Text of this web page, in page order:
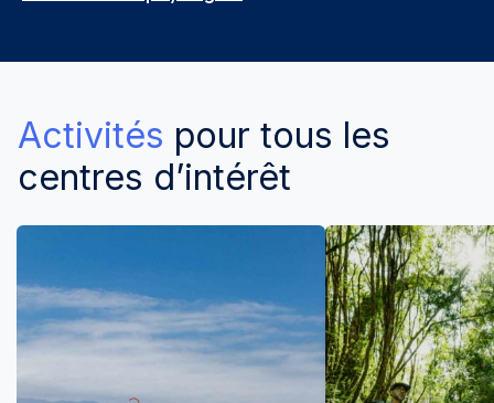
Activités pour tous les
centres d’intérêt